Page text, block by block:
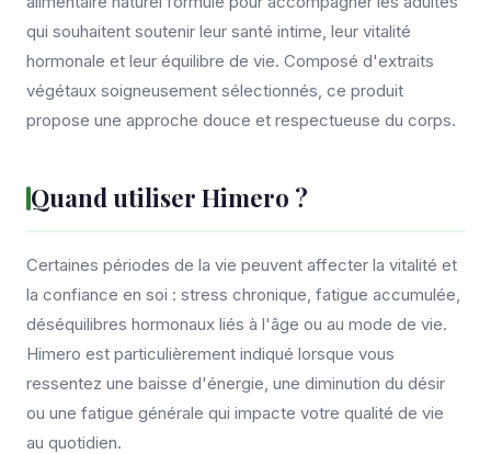
qui souhaitent soutenir leur santé intime, leur vitalité
hormonale et leur équilibre de vie. Composé d'extraits
végétaux soigneusement sélectionnés, ce produit
propose une approche douce et respectueuse du corps.
Quand utiliser Himero ?
Certaines périodes de la vie peuvent affecter la vitalité et
la confiance en soi : stress chronique, fatigue accumulée,
déséquilibres hormonaux liés à l'âge ou au mode de vie.
Himero est particulièrement indiqué lorsque vous
ressentez une baisse d'énergie, une diminution du désir
ou une fatigue générale qui impacte votre qualité de vie
au quotidien.